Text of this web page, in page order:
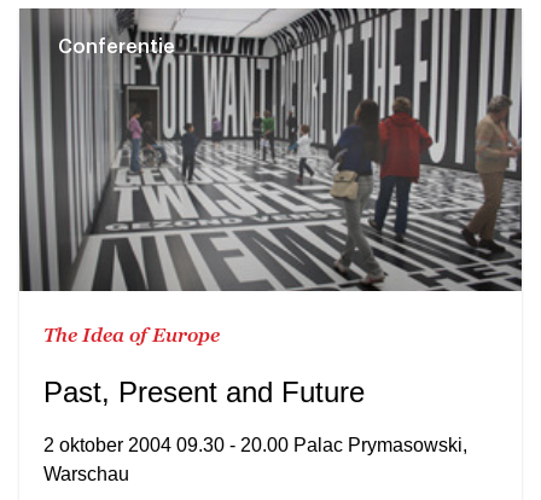
Conferentie
The Idea of Europe
Past, Present and Future
2 oktober 2004 09.30 - 20.00 Palac Prymasowski,
Warschau